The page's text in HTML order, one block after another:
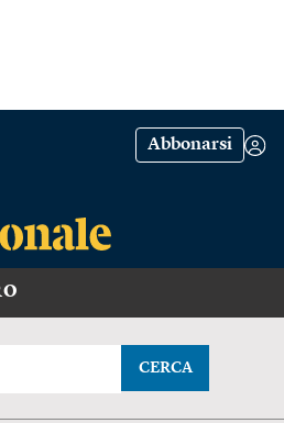
Abbonarsi
CERCA